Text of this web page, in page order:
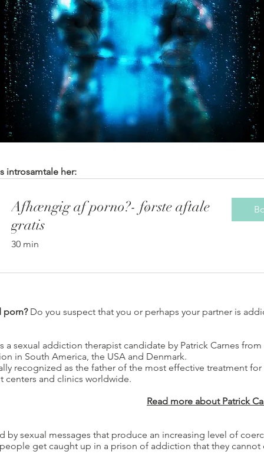
Afhængig af porno?- første aftale
gratis
30 min
introsamtale her:
porn?Do you suspect that you or perhaps your partner is
a sexual addiction therapist candidate by Patrick Carnes from
in South America, the USA and Denmark.
recognized as the father of the most effective treatment
centers and clinics worldwide.
Read more about Patrick
by sexual messages that produce an increasing level of
get caught up in a prison of addiction that they cannot